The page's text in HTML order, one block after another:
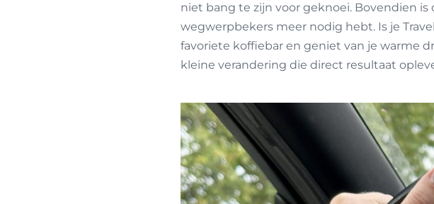
niet bang te zijn voor geknoei. Bovendien is
wegwerpbekers meer nodig hebt. Is je
favoriete koffiebar en geniet van je warme
kleine verandering die direct resultaat